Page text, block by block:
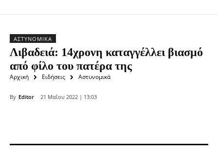
ΑΣΤΥΝΟΜΙΚΆ
Λιβαδειά: 14χρονη καταγγέλλει βιασμό
από φίλο του πατέρα της
Αρχική Ειδήσεις Αστυνομικά
By Editor 21 Μαΐου 2022 | 13:03